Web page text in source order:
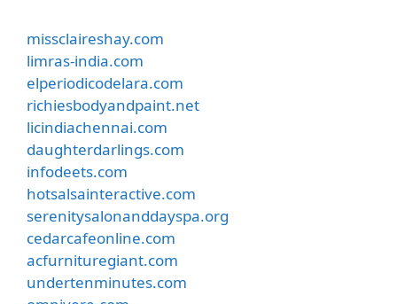
missclaireshay.com
limras-india.com
elperiodicodelara.com
richiesbodyandpaint.net
licindiachennai.com
daughterdarlings.com
infodeets.com
hotsalsainteractive.com
serenitysalonanddayspa.org
cedarcafeonline.com
acfurnituregiant.com
undertenminutes.com